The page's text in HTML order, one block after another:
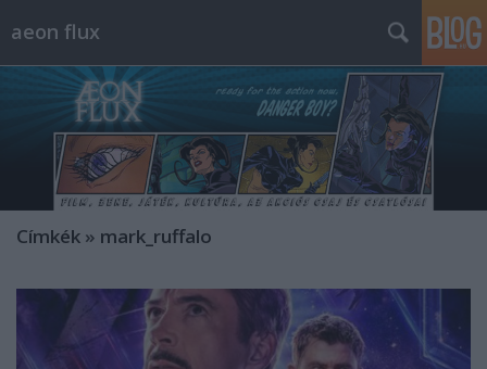
aeon flux
Címkék » mark_ruffalo